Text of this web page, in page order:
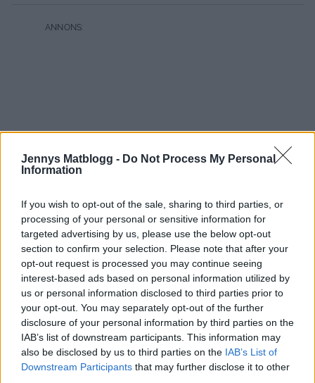
Jennys Matblogg - Do Not Process My Personal
Information
If you wish to opt-out of the sale, sharing to third parties, or
processing of your personal or sensitive information for
targeted advertising by us, please use the below opt-out
section to confirm your selection. Please note that after your
opt-out request is processed you may continue seeing
interest-based ads based on personal information utilized by
us or personal information disclosed to third parties prior to
your opt-out. You may separately opt-out of the further
disclosure of your personal information by third parties on the
IAB’s list of downstream participants. This information may
also be disclosed by us to third parties on the IAB’s List of
Downstream Participants that may further disclose it to other